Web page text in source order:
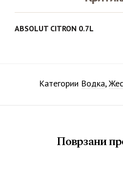
ABSOLUT CITRON 0.7L
Категории Водка,
Поврзани